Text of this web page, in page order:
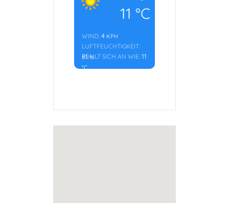
11 °C
WIND: 4 KPH
LUFTFEUCHTIGKEIT:
81%
FÜHLT SICH AN WIE: 11
°C